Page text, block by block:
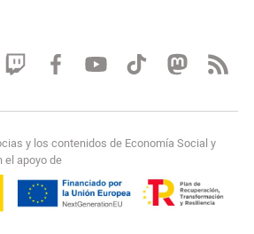
y los contenidos de Economía Social y
el apoyo de